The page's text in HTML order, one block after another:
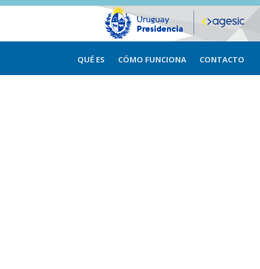
QUÉ ES CÓMO FUNCIONA CONTACTO